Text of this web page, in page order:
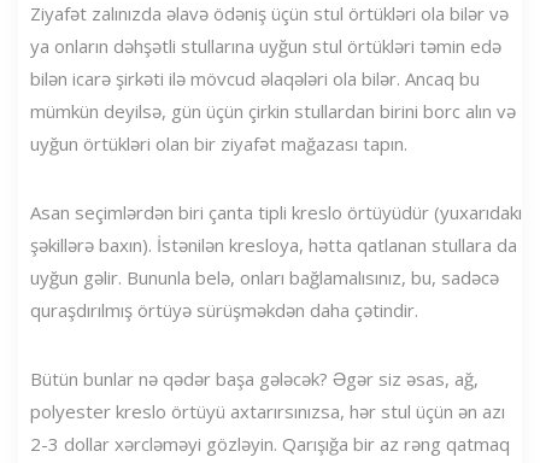
Ziyafət zalınızda əlavə ödəniş üçün stul örtükləri ola bilər və
ya onların dəhşətli stullarına uyğun stul örtükləri təmin edə
bilən icarə şirkəti ilə mövcud əlaqələri ola bilər. Ancaq bu
mümkün deyilsə, gün üçün çirkin stullardan birini borc alın və
uyğun örtükləri olan bir ziyafət mağazası tapın.
Asan seçimlərdən biri çanta tipli kreslo örtüyüdür (yuxarıdakı
şəkillərə baxın). İstənilən kresloya, hətta qatlanan stullara da
uyğun gəlir. Bununla belə, onları bağlamalısınız, bu, sadəcə
quraşdırılmış örtüyə sürüşməkdən daha çətindir.
Bütün bunlar nə qədər başa gələcək? Əgər siz əsas, ağ,
polyester kreslo örtüyü axtarırsınızsa, hər stul üçün ən azı
2-3 dollar xərcləməyi gözləyin. Qarışığa bir az rəng qatmaq